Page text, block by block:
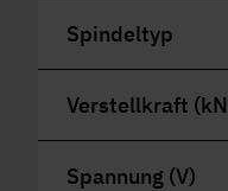
Spindeltyp
Verstellkraft
Spannung (V)